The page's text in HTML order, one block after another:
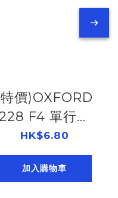
價)OXFORD
F4 單行紙
500622200
HK$6.80
加入購物車